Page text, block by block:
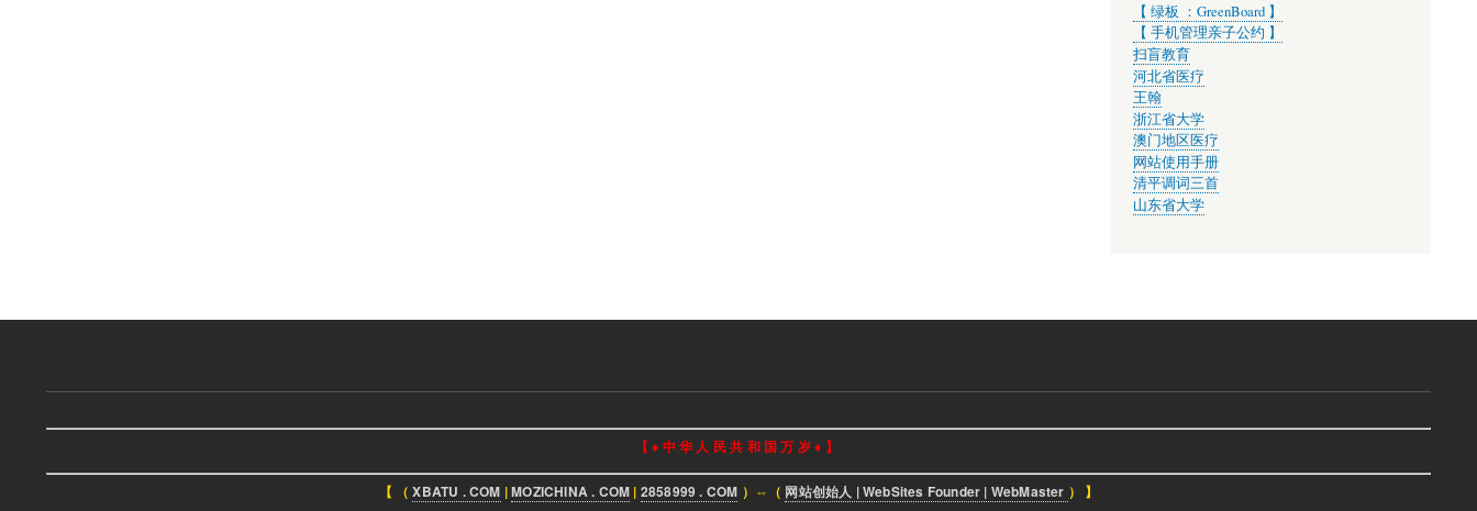
【 绿板 ：GreenBoard 】
【 手机管理亲子公约 】
扫盲教育
河北省医疗
王翰
浙江省大学
澳门地区医疗
网站使用手册
清平调词三首
山东省大学
【 ♦ 中 华 人 民 共 和 国 万 岁 ♦ 】
【 （XBATU . COM |MOZICHINA . COM | 2858999 . COM ）⇔（ 网站创始人 | WebSites Founder | WebMaster ） 】